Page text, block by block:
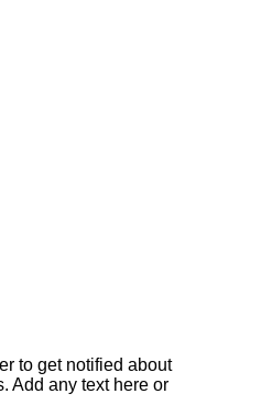
to get notified about
Add any text here or